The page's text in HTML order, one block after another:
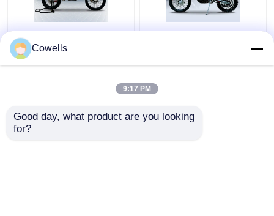
Disk Frenli Kews
CBS300 K16 Dirt Bike 4
Zamanlı Motokros
Honda NC300S
Motosikletler
Cowells
9:17 PM
Good day, what product are you looking
for?